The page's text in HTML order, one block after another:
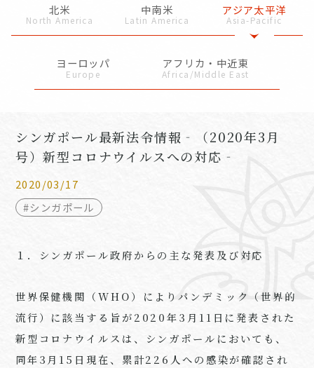
北米
North America
中南米
Latin America
アジア太平洋
Asia-Pacific
ヨーロッパ
Europe
アフリカ・中近東
Africa/Middle East
シンガポール最新法令情報‐（2020年3月
号）新型コロナウイルスへの対応‐
2020/03/17
#シンガポール
１．シンガポール政府からの主な発表及び対応
世界保健機関（WHO）によりパンデミック（世界的
流行）に該当する旨が2020年3月11日に発表された
新型コロナウイルスは、シンガポールにおいても、
同年3月15日現在、累計226人への感染が確認され